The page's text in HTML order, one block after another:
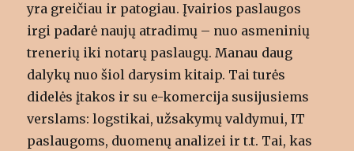
yra greičiau ir patogiau. Įvairios paslaugos
irgi padarė naujų atradimų – nuo asmeninių
trenerių iki notarų paslaugų. Manau daug
dalykų nuo šiol darysim kitaip. Tai turės
didelės įtakos ir su e-komercija susijusiems
verslams: logstikai, užsakymų valdymui, IT
paslaugoms, duomenų analizei ir t.t. Tai, kas